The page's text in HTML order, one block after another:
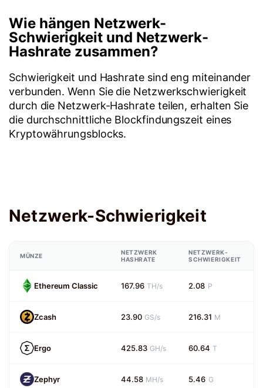
Wie hängen Netzwerk-
Schwierigkeit und Netzwerk-
Hashrate zusammen?
Schwierigkeit und Hashrate sind eng miteinander
verbunden. Wenn Sie die Netzwerkschwierigkeit
durch die Netzwerk-Hashrate teilen, erhalten Sie
die durchschnittliche Blockfindungszeit eines
Kryptowährungsblocks.
Netzwerk-Schwierigkeit
MÜNZE
NETZWERK
HASHRATE
NETZWERK-
SCHWIERIGKEIT
Ethereum Classic 167.96 TH/s 2.08 P
Zcash 23.90 GS/s 216.31 M
Ergo 425.83 GH/s 60.64 T
Zephyr 44.58 MH/s 5.46 G